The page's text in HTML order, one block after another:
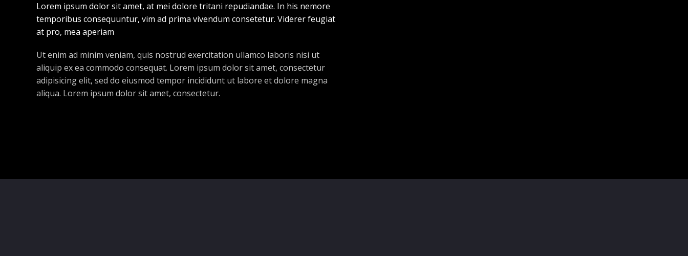
Lorem ipsum dolor sit amet, at mei dolore tritani repudiandae. In his nemore
temporibus consequuntur, vim ad prima vivendum consetetur. Viderer feugiat
at pro, mea aperiam
Ut enim ad minim veniam, quis nostrud exercitation ullamco laboris nisi ut
aliquip ex ea commodo consequat. Lorem ipsum dolor sit amet, consectetur
adipisicing elit, sed do eiusmod tempor incididunt ut labore et dolore magna
aliqua. Lorem ipsum dolor sit amet, consectetur.